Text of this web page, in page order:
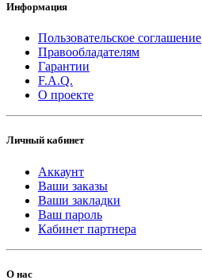
Информация
Пользовательское соглашение
Правообладателям
Гарантии
F.A.Q.
О проекте
Личный кабинет
Аккаунт
Ваши заказы
Ваши закладки
Ваш пароль
Кабинет партнера
О нас